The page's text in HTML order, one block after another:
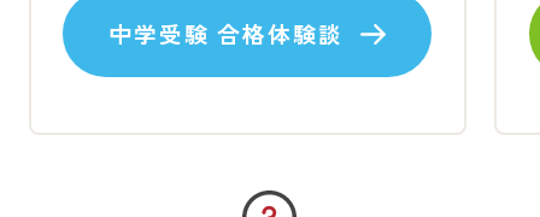
中学受験 合格体験談